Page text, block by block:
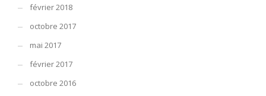
février 2018
octobre 2017
mai 2017
février 2017
octobre 2016